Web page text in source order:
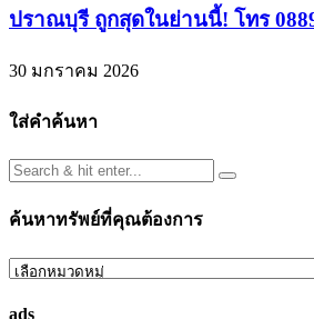
ปราณบุรี ถูกสุดในย่านนี้! โทร
30 มกราคม 2026
ใส่คำค้นหา
ค้นหาทรัพย์ที่คุณต้องการ
ค้นหา
ads